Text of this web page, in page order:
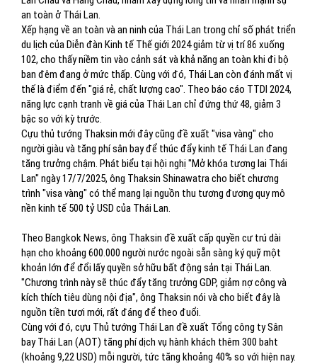
an toàn ở Thái Lan.
Xếp hạng về an toàn và an ninh của Thái Lan trong chỉ số phát triển
du lịch của Diễn đàn Kinh tế Thế giới 2024 giảm từ vị trí 86 xuống
102, cho thấy niềm tin vào cảnh sát và khả năng an toàn khi đi bộ
ban đêm đang ở mức thấp. Cùng với đó, Thái Lan còn đánh mất vị
thế là điểm đến "giá rẻ, chất lượng cao". Theo báo cáo TTDI 2024,
năng lực cạnh tranh về giá của Thái Lan chỉ đứng thứ 48, giảm 3
bậc so với kỳ trước.
Cựu thủ tướng Thaksin mới đây cũng đề xuất "visa vàng" cho
người giàu và tăng phí sân bay để thúc đẩy kinh tế Thái Lan đang
tăng trưởng chậm. Phát biểu tại hội nghị "Mở khóa tương lai Thái
Lan" ngày 17/7/2025, ông Thaksin Shinawatra cho biết chương
trình "visa vàng" có thể mang lại nguồn thu tương đương quy mô
nền kinh tế 500 tỷ USD của Thái Lan.
Theo Bangkok News, ông Thaksin đề xuất cấp quyền cư trú dài
hạn cho khoảng 600.000 người nước ngoài sẵn sàng ký quỹ một
khoản lớn để đổi lấy quyền sở hữu bất động sản tại Thái Lan.
"Chương trình này sẽ thúc đẩy tăng trưởng GDP, giảm nợ công và
kích thích tiêu dùng nội địa", ông Thaksin nói và cho biết đây là
nguồn tiền tươi mới, rất đáng để theo đuổi.
Cùng với đó, cựu Thủ tướng Thái Lan đề xuất Tổng công ty Sân
bay Thái Lan (AOT) tăng phí dịch vụ hành khách thêm 300 baht
(khoảng 9,22 USD) mỗi người, tức tăng khoảng 40% so với hiện nay.